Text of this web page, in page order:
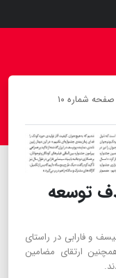
صفحه شماره ۱۰
با هدف توسعه
و فارابی در راستای
ارتقای مضامین